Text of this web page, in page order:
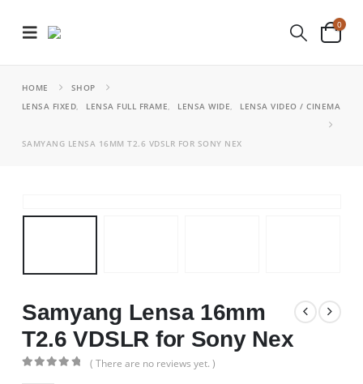
0
HOME
SHOP
LENSA FIXED, LENSA FULL FRAME, LENSA WIDE, LENSA VIDEO / CINEMA
SAMYANG LENSA 16MM T2.6 VDSLR FOR SONY NEX
Samyang Lensa 16mm
T2.6 VDSLR for Sony Nex
( There are no reviews yet. )